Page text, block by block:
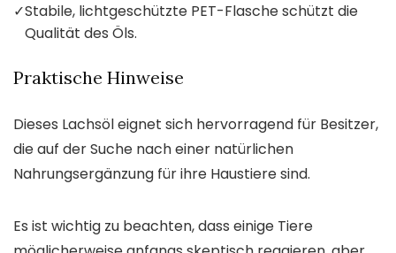
✓Stabile, lichtgeschützte PET-Flasche schützt die
Qualität des Öls.
Praktische Hinweise
Dieses Lachsöl eignet sich hervorragend für Besitzer,
die auf der Suche nach einer natürlichen
Nahrungsergänzung für ihre Haustiere sind.
Es ist wichtig zu beachten, dass einige Tiere